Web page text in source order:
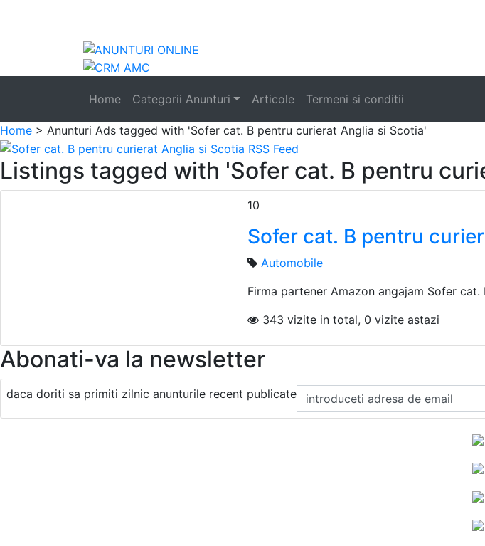
Home Categorii Anunturi Articole Termeni si conditii
Home > Anunturi Ads tagged with 'Sofer cat. B pentru curierat Anglia si Scotia'
Listings tagged with 'Sofer cat. B pentru
10
Sofer cat. B pentru
Automobile
Firma partener Amazon angajam Sofer
343 vizite in total, 0 vizite astazi
Abonati-va la newsletter
daca doriti sa primiti zilnic anunturile recent publicate